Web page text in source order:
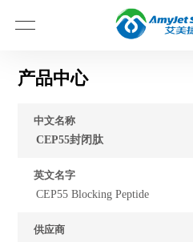
产品中心
中文名称
CEP55封闭肽
英文名字
CEP55 Blocking Peptide
供应商